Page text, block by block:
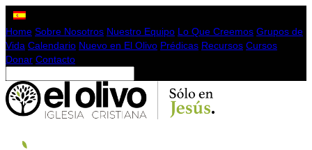
Home Sobre Nosotros Nuestro Equipo Lo Que Creemos Grupos de
Vida Calendario Nuevo en El Olivo Prédicas Recursos Cursos
Donar Contacto